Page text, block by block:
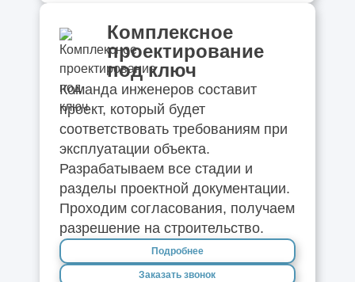
Комплексное
проектирование
под ключ
Команда инженеров составит
проект, который будет
соответствовать требованиям при
эксплуатации объекта.
Разрабатываем все стадии и
разделы проектной документации.
Проходим согласования, получаем
разрешение на строительство.
Подробнее
Заказать звонок